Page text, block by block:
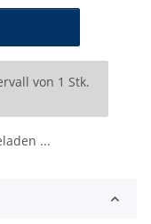
von 1 Stk.
...